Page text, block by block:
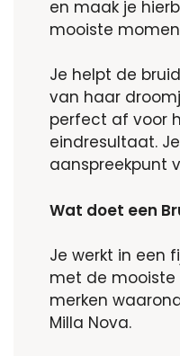
en maak je
mooiste
Je helpt de
van haar
perfect af voor
eindresultaat.
aanspreekpunt
Wat doet een
Je werkt in een
met de
merken
Milla Nova.